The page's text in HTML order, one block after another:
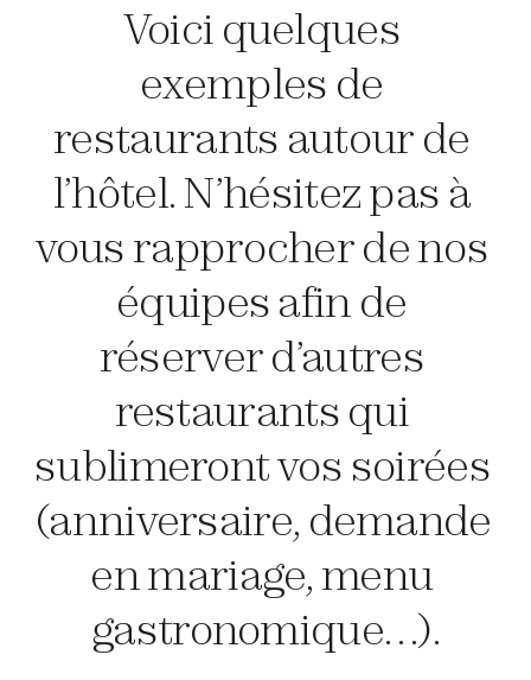
Voici quelques
exemples de
restaurants autour de
l’hôtel. N’hésitez pas à
vous rapprocher de nos
équipes afin de
réserver d’autres
restaurants qui
sublimeront vos soirées
(anniversaire, demande
en mariage, menu
gastronomique…).